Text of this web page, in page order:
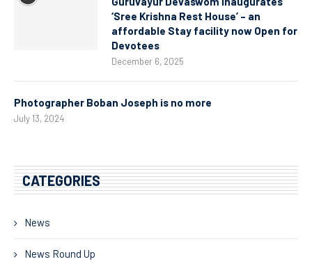
‘Sree Krishna Rest House’ – an
affordable Stay facility now Open for
Devotees
December 6, 2025
Photographer Boban Joseph is no more
July 13, 2024
CATEGORIES
News
News Round Up